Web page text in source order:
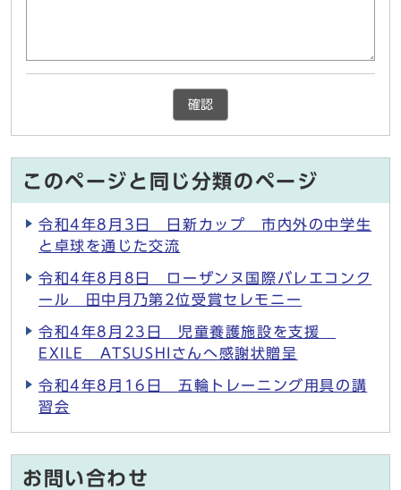
確認
このページと同じ分類のページ
令和4年8月3日 日新カップ 市内外の中学生
と卓球を通じた交流
令和4年8月8日 ローザンヌ国際バレエコンク
ール 田中月乃第2位受賞セレモニー
令和4年8月23日 児童養護施設を支援
EXILE ATSUSHIさんへ感謝状贈呈
令和4年8月16日 五輪トレーニング用具の講
習会
お問い合わせ